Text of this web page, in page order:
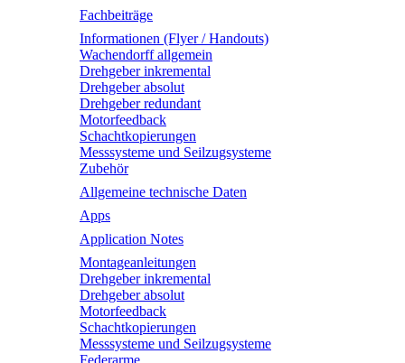
Fachbeiträge
Informationen (Flyer / Handouts)
Wachendorff allgemein
Drehgeber inkremental
Drehgeber absolut
Drehgeber redundant
Motorfeedback
Schachtkopierungen
Messsysteme und Seilzugsysteme
Zubehör
Allgemeine technische Daten
Apps
Application Notes
Montageanleitungen
Drehgeber inkremental
Drehgeber absolut
Motorfeedback
Schachtkopierungen
Messsysteme und Seilzugsysteme
Federarme